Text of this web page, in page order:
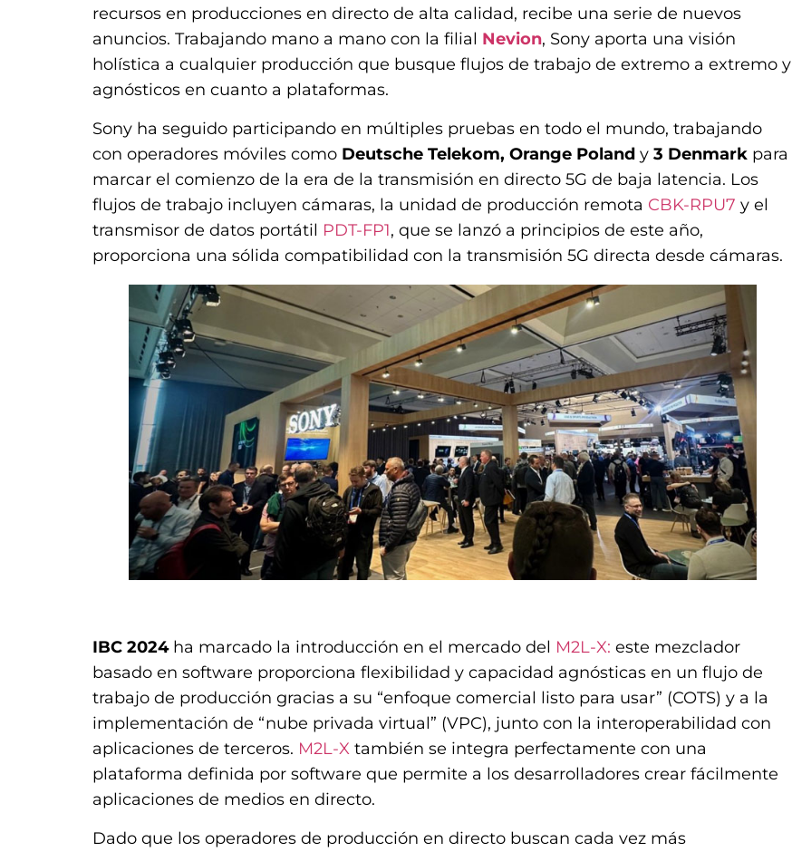
recursos en producciones en directo de alta calidad, recibe una serie de nuevos
anuncios. Trabajando mano a mano con la filial Nevion, Sony aporta una visión
holística a cualquier producción que busque flujos de trabajo de extremo a extremo y
agnósticos en cuanto a plataformas.
Sony ha seguido participando en múltiples pruebas en todo el mundo, trabajando
con operadores móviles como Deutsche Telekom, Orange Poland y 3 Denmark para
marcar el comienzo de la era de la transmisión en directo 5G de baja latencia. Los
flujos de trabajo incluyen cámaras, la unidad de producción remota CBK-RPU7 y el
transmisor de datos portátil PDT-FP1, que se lanzó a principios de este año,
proporciona una sólida compatibilidad con la transmisión 5G directa desde cámaras.
IBC 2024ha marcado la introducción en el mercado del M2L-X: este mezclador
basado en software proporciona flexibilidad y capacidad agnósticas en un flujo de
trabajo de producción gracias a su “enfoque comercial listo para usar” (COTS) y a la
implementación de “nube privada virtual” (VPC), junto con la interoperabilidad con
aplicaciones de terceros. M2L-X también se integra perfectamente con una
plataforma definida por software que permite a los desarrolladores crear fácilmente
aplicaciones de medios en directo.
Dado que los operadores de producción en directo buscan cada vez más